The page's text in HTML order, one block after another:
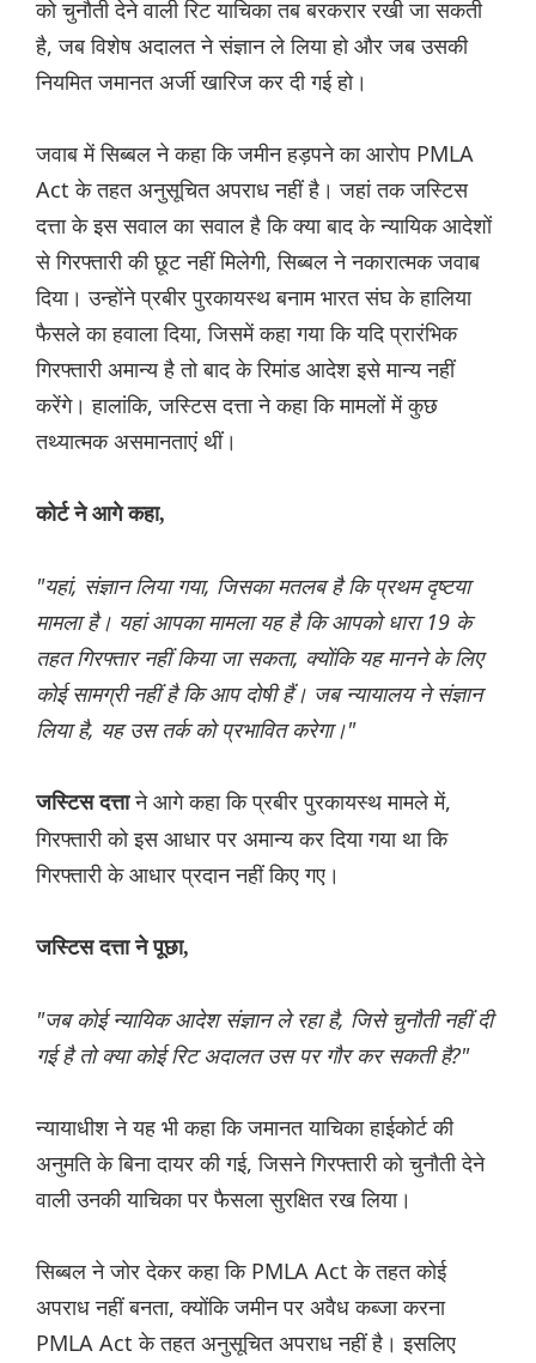
को चुनौती देने वाली रिट याचिका तब बरकरार रखी जा सकती
है, जब विशेष अदालत ने संज्ञान ले लिया हो और जब उसकी
नियमित जमानत अर्जी खारिज कर दी गई हो।
जवाब में सिब्बल ने कहा कि जमीन हड़पने का आरोप PMLA
Act के तहत अनुसूचित अपराध नहीं है। जहां तक जस्टिस
दत्ता के इस सवाल का सवाल है कि क्या बाद के न्यायिक आदेशों
से गिरफ्तारी की छूट नहीं मिलेगी, सिब्बल ने नकारात्मक जवाब
दिया। उन्होंने प्रबीर पुरकायस्थ बनाम भारत संघ के हालिया
फैसले का हवाला दिया, जिसमें कहा गया कि यदि प्रारंभिक
गिरफ्तारी अमान्य है तो बाद के रिमांड आदेश इसे मान्य नहीं
करेंगे। हालांकि, जस्टिस दत्ता ने कहा कि मामलों में कुछ
तथ्यात्मक असमानताएं थीं।
कोर्ट ने आगे कहा,
"यहां, संज्ञान लिया गया, जिसका मतलब है कि प्रथम दृष्टया
मामला है। यहां आपका मामला यह है कि आपको धारा 19 के
तहत गिरफ्तार नहीं किया जा सकता, क्योंकि यह मानने के लिए
कोई सामग्री नहीं है कि आप दोषी हैं। जब न्यायालय ने संज्ञान
लिया है, यह उस तर्क को प्रभावित करेगा।"
जस्टिस दत्ताने आगे कहा कि प्रबीर पुरकायस्थ मामले में,
गिरफ्तारी को इस आधार पर अमान्य कर दिया गया था कि
गिरफ्तारी के आधार प्रदान नहीं किए गए।
जस्टिस दत्ता ने पूछा,
"जब कोई न्यायिक आदेश संज्ञान ले रहा है, जिसे चुनौती नहीं दी
गई है तो क्या कोई रिट अदालत उस पर गौर कर सकती है?"
न्यायाधीश ने यह भी कहा कि जमानत याचिका हाईकोर्ट की
अनुमति के बिना दायर की गई, जिसने गिरफ्तारी को चुनौती देने
वाली उनकी याचिका पर फैसला सुरक्षित रख लिया।
सिब्बल ने जोर देकर कहा कि PMLA Act के तहत कोई
अपराध नहीं बनता, क्योंकि जमीन पर अवैध कब्जा करना
PMLA Act के तहत अनुसूचित अपराध नहीं है। इसलिए